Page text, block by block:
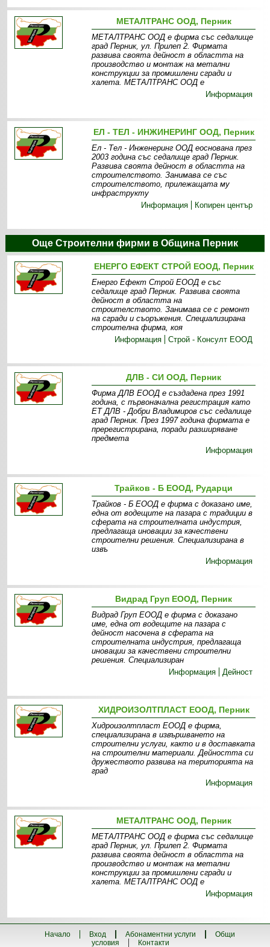
МЕТАЛТРАНС ООД, Перник
МЕТАЛТРАНС ООД е фирма със седалище
град Перник, ул. Прилеп 2. Фирмата
развива своята дейност в областта на
производство и монтаж на метални
конструкции за промишлени сгради и
халета. МЕТАЛТРАНС ООД е
Информация
ЕЛ - ТЕЛ - ИНЖИНЕРИНГ ООД, Перник
Ел - Тел - Инженеринг ООД еоснована през
2003 година със седалище град Перник.
Развива своята дейност в областта на
строителството. Занимава се със
строителството, прилежащата му
инфраструкту
Информация
Копирен център
Още Строителни фирми в Община Перник
ЕНЕРГО ЕФЕКТ СТРОЙ ЕООД, Перник
Енерго Ефект Строй ЕООД е със
седалище град Перник. Развива своята
дейност в областта на
строителството. Занимава се с ремонт
на сгради и съоръжения. Специализирана
строителна фирма, коя
Информация
Строй - Консулт EOOД
ДЛВ - СИ ООД, Перник
Фирма ДЛВ ЕООД е създадена през 1991
година, с първоначална регистрация като
ЕТ ДЛВ - Добри Владимиров със седалище
град Перник. През 1997 година фирмата е
пререгистрирана, поради разширяване
предмета
Информация
Трайков - Б ЕООД, Рударци
Трайков - Б ЕООД е фирма с доказано име,
една от водещите на пазара с традиции в
сферата на строителната индустрия,
предлагаща иновации за качествени
строителни решения. Специализирана в
извъ
Информация
Видрад Груп ЕООД, Перник
Видрад Груп ЕООД е фирма с доказано
име, една от водещите на пазара с
дейност насочена в сферата на
строителната индустрия, предлагаща
иновации за качествени строителни
решения. Специализиран
Информация
Дейност
ХИДРОИЗОЛТПЛАСТ ЕООД, Перник
Хидроизолтпласт ЕООД е фирма,
специализирана в извършването на
строителни услуги, както и в доставката
на строителни материали. Дейността си
дружеството развива на територията на
град
Информация
МЕТАЛТРАНС ООД, Перник
МЕТАЛТРАНС ООД е фирма със седалище
град Перник, ул. Прилеп 2. Фирмата
развива своята дейност в областта на
производство и монтаж на метални
конструкции за промишлени сгради и
халета. МЕТАЛТРАНС ООД е
Информация
Начало Вход Абонаментни услуги
Общи
условия
Контакти